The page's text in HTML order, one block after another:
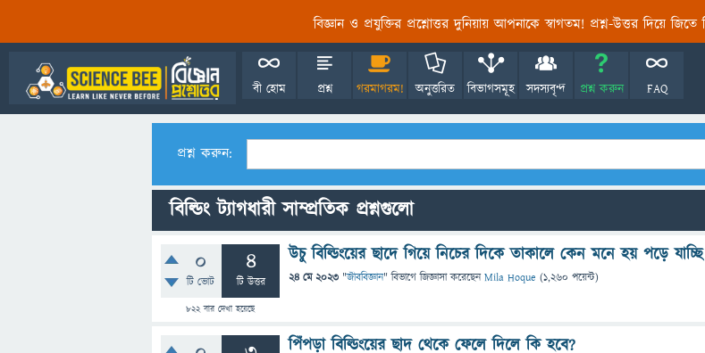
বিজ্ঞান ও প্রযুক্তির প্রশ্নোত্তর দুনিয়ায় আপনাকে স্বাগতম! প্রশ্ন-উত্তর দিয়ে জিতে
বী হোম প্রশ্ন গরমাগরম! অনুত্তরিত বিভাগসমূহ সদস্যবৃন্দ প্রশ্ন করুন FAQ
প্রশ্ন করুন:
বিল্ডিং ট্যাগধারী সাম্প্রতিক প্রশ্নগুলো
0
টি ভোট
4
টি উত্তর
822বার দেখা হয়েছে
উচু বিল্ডিংয়ের ছাদে গিয়ে নিচের দিকে তাকালে কেন মনে হয় পড়ে যাচ্ছি
24 মে 2023 "জীববিজ্ঞান" বিভাগে জিজ্ঞাসাকরেছেনMila Hoque (1,260 পয়েন্ট)
পিঁপড়া বিল্ডিংয়ের ছাদ থেকে ফেলে দিলে কি হবে?